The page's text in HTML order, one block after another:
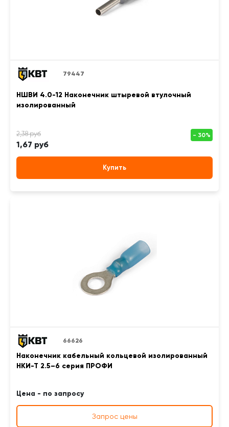
79447
НШВИ 4.0-12 Наконечник штыревой втулочный
изолированный
1,67 руб
Купить
66626
Наконечник кабельный кольцевой изолированный
НКИ-Т 2.5–6 серия ПРОФИ
Цена - по запросу
Запрос цены